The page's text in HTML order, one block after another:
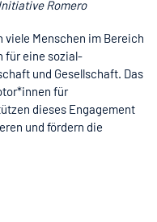
Romero
Menschen im Bereich
für eine sozial-
und Gesellschaft. Das
für
dieses Engagement
und fördern die